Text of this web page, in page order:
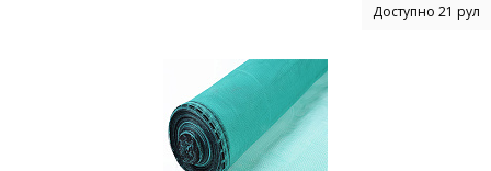
Доступно 21 рул